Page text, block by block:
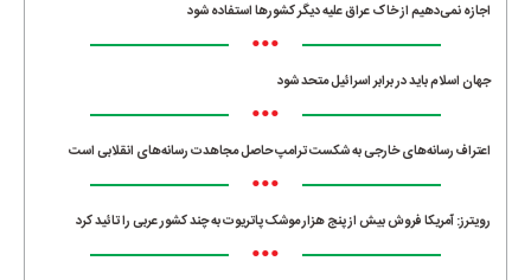
اجازه نمی‌دهیم از خاک عراق علیه دیگر کشورها استفاده شود
•••
جهان اسلام باید در برابر اسرائیل متحد شود
•••
اعتراف رسانه‌های خارجی به شکست ترامپ حاصل مجاهدت رسانه‌های انقلابی است
•••
رویترز: آمریکا فروش بیش از پنج هزار موشک پاتریوت به چند کشور عربی را تائید کرد
•••